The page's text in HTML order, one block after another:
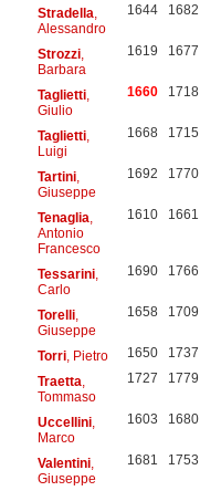
Stradella
Alessandro
1644 1682
Strozzi,
Barbara
1619 1677
Taglietti,
Giulio
1660 1718
Taglietti,
Luigi
1668 1715
Tartini,
Giuseppe
1692 1770
Tenaglia
Antonio
Francesco
1610 1661
Tessarini,
Carlo
1690 1766
Torelli,
Giuseppe
1658 1709
Torri, Pietro 1650 1737
Traetta
Tommaso
1727 1779
Uccellini,
Marco
1603 1680
Valentini,
Giuseppe
1681 1753